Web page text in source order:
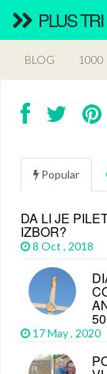
PLUS TRI
BLOG 1000
Popular
DA LI JE
IZBOR?
8 Oct , 2018
50
17 May , 2020